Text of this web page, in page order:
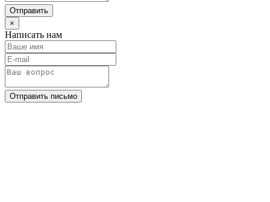
Отправить
×
Написать нам
Отправить письмо